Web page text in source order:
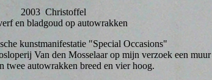
2003 Christoffel
en bladgoud op autowrakken
kunstmanifestatie "Special Occasions"
Van den Mosselaar op mijn verzoek een muur
twee autowrakken breed en vier hoog.